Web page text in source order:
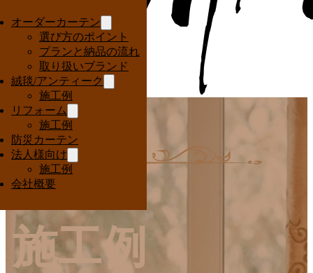
オーダーカーテン
選び方のポイント
プランと納品の流れ
取り扱いブランド
絨毯/アンティーク
施工例
リフォーム
施工例
防災カーテン
法人様向け
施工例
会社概要
Interior Ota
施工例